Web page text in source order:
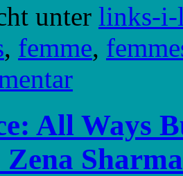
unter links-
, femme,
All Ways